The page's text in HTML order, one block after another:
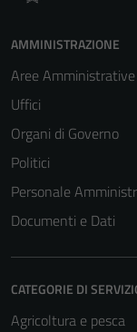
AMMINISTRAZIONE
Aree Amministrative
Uffici
Organi di Governo
Politici
Personale
Documenti e Dati
CATEGORIE DI
Agricoltura e pesca